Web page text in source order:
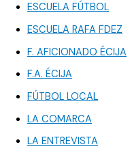
ESCUELA FÚTBOL
ESCUELA RAFA FDEZ
F. AFICIONADO ÉCIJA
F.A. ÉCIJA
FÚTBOL LOCAL
LA COMARCA
LA ENTREVISTA